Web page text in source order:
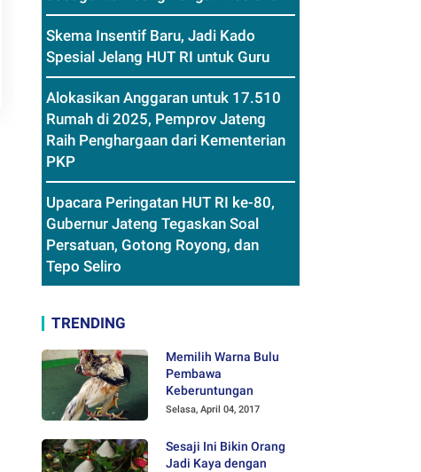
Skema Insentif Baru, Jadi Kado
Spesial Jelang HUT RI untuk Guru
Alokasikan Anggaran untuk 17.510
Rumah di 2025, Pemprov Jateng
Raih Penghargaan dari Kementerian
PKP
Upacara Peringatan HUT RI ke-80,
Gubernur Jateng Tegaskan Soal
Persatuan, Gotong Royong, dan
Tepo Seliro
TRENDING
Memilih Warna Bulu
Pembawa
Keberuntungan
Selasa, April 04, 2017
Sesaji Ini Bikin Orang
Jadi Kaya dengan